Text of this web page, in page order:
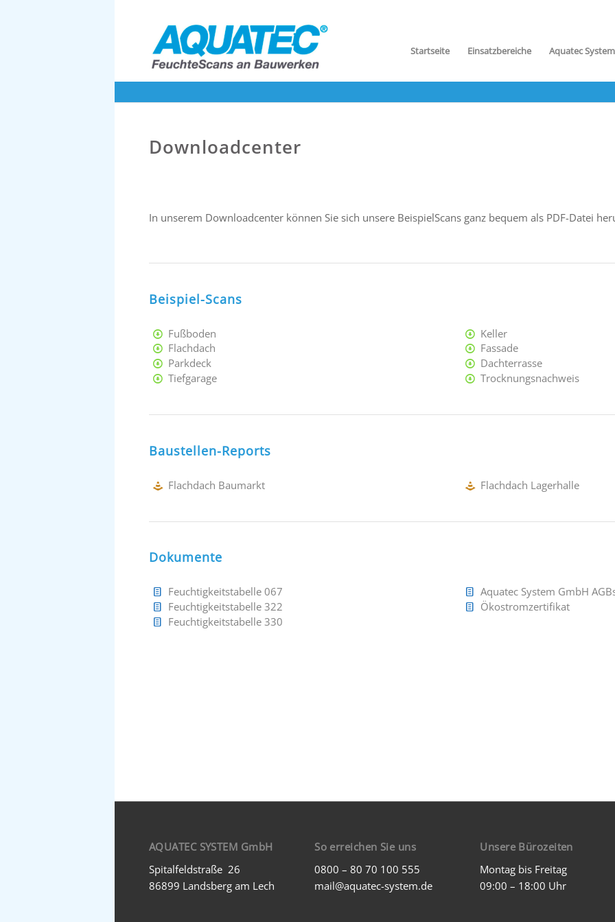
Startseite Einsatzbereiche Aquatec System
Downloadcenter
In unserem Downloadcenter können Sie sich unsere BeispielScans ganz bequem als PDF-Datei
Beispiel-Scans
Fußboden
Flachdach
Parkdeck
Tiefgarage
Keller
Fassade
Dachterrasse
Trocknungsnachweis
Baustellen-Reports
Flachdach Baumarkt Flachdach Lagerhalle
Dokumente
Feuchtigkeitstabelle 067
Feuchtigkeitstabelle 322
Feuchtigkeitstabelle 330
Aquatec System GmbH
Ökostromzertifikat
AQUATEC SYSTEM GmbH
Spitalfeldstraße 26
86899 Landsberg am Lech
So erreichen Sie uns
0800 – 80 70 100 555
mail@aquatec-system.de
Unsere Bürozeiten
Montag bis Freitag
09:00 – 18:00 Uhr